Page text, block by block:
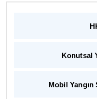
Konutsal
Mobil